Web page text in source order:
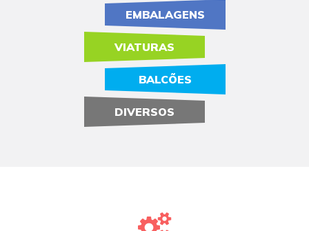
EMBALAGENS
VIATURAS
BALCÕES
DIVERSOS